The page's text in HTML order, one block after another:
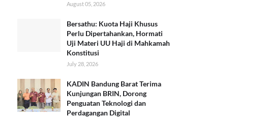
August 05, 2026
Bersathu: Kuota Haji Khusus
Perlu Dipertahankan, Hormati
Uji Materi UU Haji di Mahkamah
Konstitusi
July 28, 2026
KADIN Bandung Barat Terima
Kunjungan BRIN, Dorong
Penguatan Teknologi dan
Perdagangan Digital